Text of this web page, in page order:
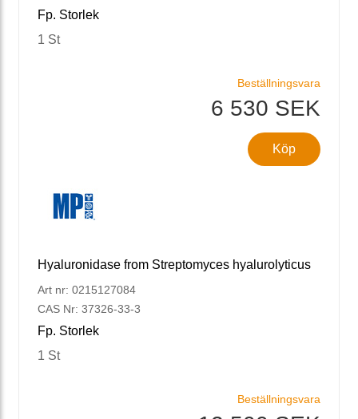
Fp. Storlek
1 St
Beställningsvara
6 530 SEK
Köp
Hyaluronidase from Streptomyces hyalurolyticus
Art nr: 0215127084
CAS Nr: 37326-33-3
Fp. Storlek
1 St
Beställningsvara